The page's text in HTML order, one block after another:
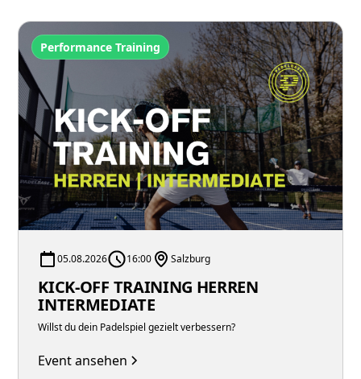
Performance Training
05.08.2026 16:00 Salzburg
KICK-OFF TRAINING HERREN
INTERMEDIATE
Willst du dein Padelspiel gezielt verbessern?
Event ansehen